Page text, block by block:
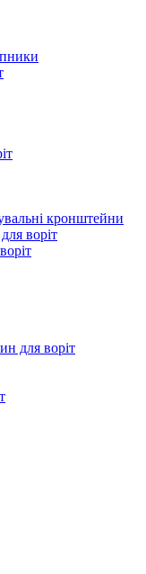
кронштейни
воріт
для воріт